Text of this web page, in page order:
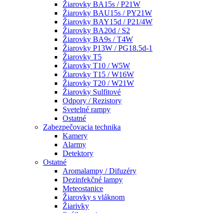
Žiarovky BA15s / P21W
Žiarovky BAU15s / PY21W
Žiarovky BAY15d / P21/4W
Žiarovky BA20d / S2
Žiarovky BA9s / T4W
Žiarovky P13W / PG18.5d-1
Žiarovky T5
Žiarovky T10 / W5W
Žiarovky T15 / W16W
Žiarovky T20 / W21W
Žiarovky Sulfitové
Odpory / Rezistory
Svetelné rampy
Ostatné
Zabezpečovacia technika
Kamery
Alarmy
Detektory
Ostatné
Aromalampy / Difuzéry
Dezinfekčné lampy
Meteostanice
Žiarovky s vláknom
Žiarivky